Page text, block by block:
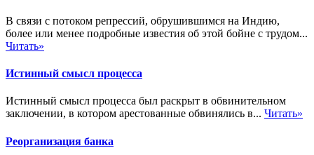
В связи с потоком репрессий, обрушившимся на Индию,
более или менее подробные известия об этой бойне с трудом...
Читать»
Истинный смысл процесса
Истинный смысл процесса был раскрыт в обвинительном
заключении, в котором арестованные обвинялись в... Читать»
Реорганизация банка